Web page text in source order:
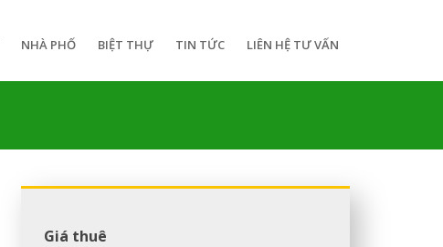
NHÀ PHỐ BIỆT THỰ TIN TỨC LIÊN HỆ TƯ VẤN
Giá thuê